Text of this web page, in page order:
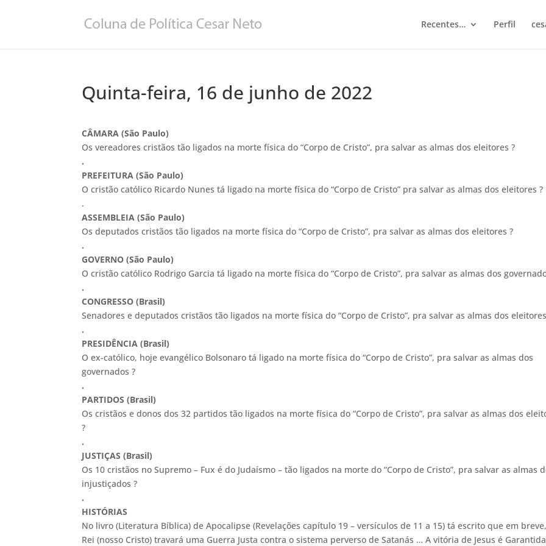
Recentes… Perfil
Quinta-feira, 16 de junho de 2022
CÂMARA (São Paulo)
Os vereadores cristãos tão ligados na morte física do “Corpo de Cristo”, pra salvar as almas dos eleitores ?
.
PREFEITURA (São Paulo)
O cristão católico Ricardo Nunes tá ligado na morte física do “Corpo de Cristo” pra salvar as almas dos eleitores ?
.
ASSEMBLEIA (São Paulo)
Os deputados cristãos tão ligados na morte física do “Corpo de Cristo”, pra salvar as almas dos eleitores ?
.
GOVERNO (São Paulo)
O cristão católico Rodrigo Garcia tá ligado na morte física do “Corpo de Cristo”, pra salvar as almas dos
.
CONGRESSO (Brasil)
Senadores e deputados cristãos tão ligados na morte física do “Corpo de Cristo”, pra salvar as almas dos
.
PRESIDÊNCIA (Brasil)
O ex-católico, hoje evangélico Bolsonaro tá ligado na morte física do “Corpo de Cristo”, pra salvar as almas dos
governados ?
.
PARTIDOS (Brasil)
Os cristãos e donos dos 32 partidos tão ligados na morte física do “Corpo de Cristo”, pra salvar as almas dos
?
.
JUSTIÇAS (Brasil)
Os 10 cristãos no Supremo – Fux é do Judaísmo – tão ligados na morte do “Corpo de Cristo”, pra salvar as almas
injustiçados ?
.
HISTÓRIAS
No livro (Literatura Bíblica) de Apocalipse (Revelações capítulo 19 – versículos de 11 a 15) tá escrito que em
Rei (nosso Cristo) travará uma Guerra Justa contra o sistema perverso de Satanás … A vitória de Jesus é